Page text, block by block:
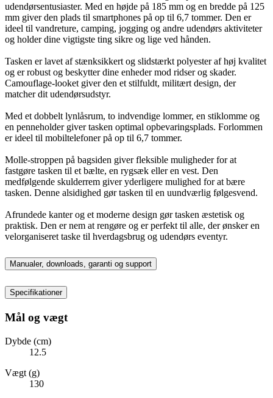
udendørsentusiaster. Med en højde på 185 mm og en bredde på 125
mm giver den plads til smartphones på op til 6,7 tommer. Den er
ideel til vandreture, camping, jogging og andre udendørs aktiviteter
og holder dine vigtigste ting sikre og lige ved hånden.
Tasken er lavet af stænksikkert og slidstærkt polyester af høj kvalitet
og er robust og beskytter dine enheder mod ridser og skader.
Camouflage-looket giver den et stilfuldt, militært design, der
matcher dit udendørsudstyr.
Med et dobbelt lynlåsrum, to indvendige lommer, en stiklomme og
en penneholder giver tasken optimal opbevaringsplads. Forlommen
er ideel til mobiltelefoner på op til 6,7 tommer.
Molle-stroppen på bagsiden giver fleksible muligheder for at
fastgøre tasken til et bælte, en rygsæk eller en vest. Den
medfølgende skulderrem giver yderligere mulighed for at bære
tasken. Denne alsidighed gør tasken til en uundværlig følgesvend.
Afrundede kanter og et moderne design gør tasken æstetisk og
praktisk. Den er nem at rengøre og er perfekt til alle, der ønsker en
velorganiseret taske til hverdagsbrug og udendørs eventyr.
Manualer, downloads, garanti og support
Specifikationer
Mål og vægt
Dybde (cm)
12.5
Vægt (g)
130